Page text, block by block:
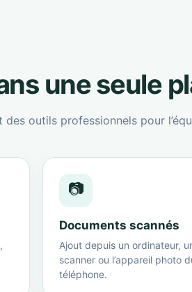
une seule
outils professionnels pour
📷
Documents scannés
Ajout depuis un ordinateur,
scanner ou l’appareil photo
téléphone.